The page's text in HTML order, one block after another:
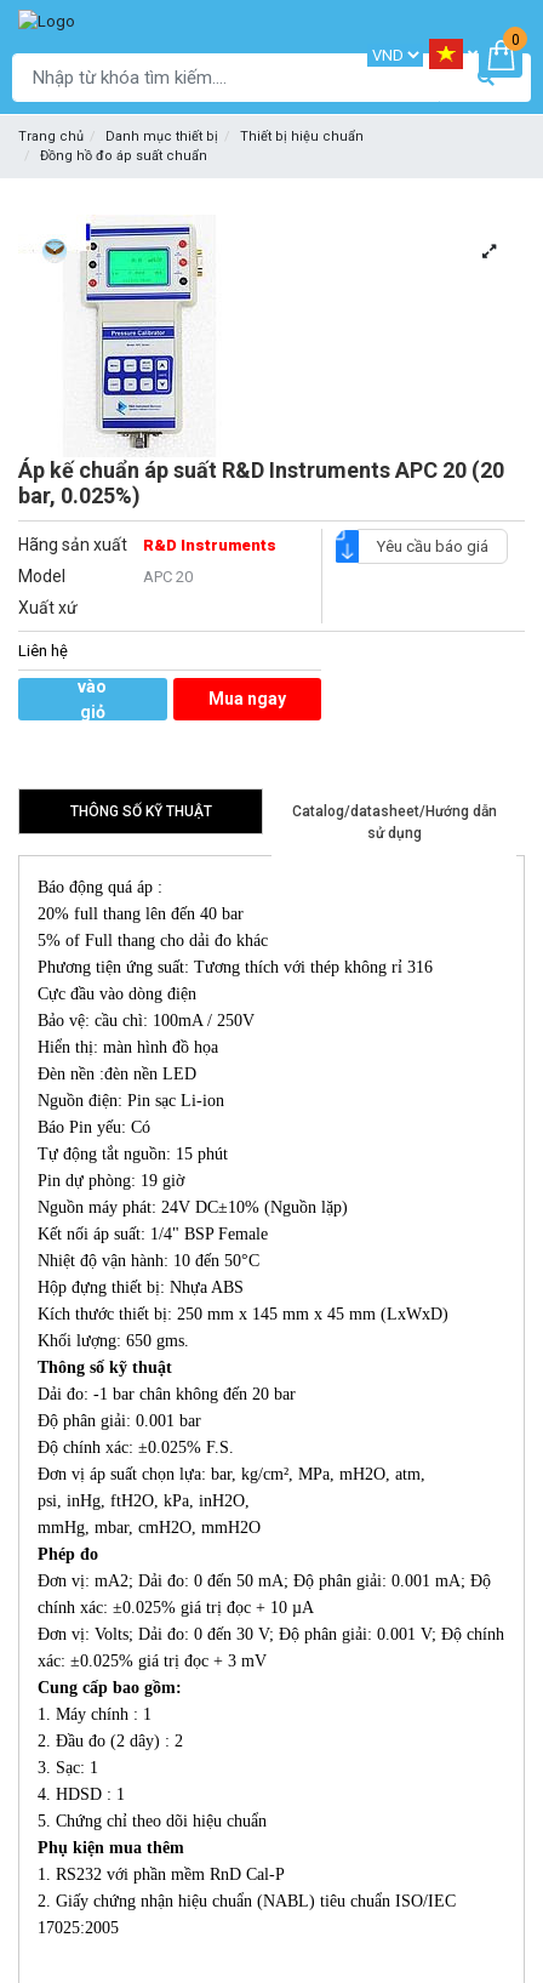
0
Trang chủ Danh mục thiết bị
Thiết bị hiệu chuẩn
Đồng hồ đo áp suất chuẩn
Áp kế chuẩn áp suất R&D Instruments APC 20 (20
bar, 0.025%)
Hãng sản xuất R&D Instruments
Model APC 20
Xuất xứ
Yêu cầu báo giá
Liên hệ
vào
giỏ
Mua ngay
THÔNG SỐ KỸ THUẬT
Catalog/datasheet/Hướng dẫn
sử dụng
Báo động quá áp :
20% full thang lên đến 40 bar
5% of Full thang cho dải đo khác
Phương tiện ứng suất: Tương thích với thép không rỉ 316
Cực đầu vào dòng điện
Bảo vệ: cầu chì: 100mA / 250V
Hiển thị: màn hình đồ họa
Đèn nền :đèn nền LED
Nguồn điện: Pin sạc Li-ion
Báo Pin yếu: Có
Tự động tắt nguồn: 15 phút
Pin dự phòng: 19 giờ
Nguồn máy phát: 24V DC±10% (Nguồn lặp)
Kết nối áp suất: 1/4" BSP Female
Nhiệt độ vận hành: 10 đến 50°C
Hộp đựng thiết bị: Nhựa ABS
Kích thước thiết bị: 250 mm x 145 mm x 45 mm (LxWxD)
Khối lượng: 650 gms.
Thông số kỹ thuật
Dải đo: -1 bar chân không đến 20 bar
Độ phân giải: 0.001 bar
Độ chính xác: ±0.025% F.S.
Đơn vị áp suất chọn lựa: bar, kg/cm², MPa, mH2O, atm,
psi, inHg, ftH2O, kPa, inH2O,
mmHg, mbar, cmH2O, mmH2O
Phép đo
Đơn vị: mA2; Dải đo: 0 đến 50 mA; Độ phân giải: 0.001 mA; Độ
chính xác: ±0.025% giá trị đọc + 10 µA
Đơn vị: Volts; Dải đo: 0 đến 30 V; Độ phân giải: 0.001 V; Độ chính
xác: ±0.025% giá trị đọc + 3 mV
Cung cấp bao gồm:
1. Máy chính : 1
2. Đầu đo (2 dây) : 2
3. Sạc: 1
4. HDSD : 1
5. Chứng chỉ theo dõi hiệu chuẩn
Phụ kiện mua thêm
1. RS232 với phần mềm RnD Cal-P
2. Giấy chứng nhận hiệu chuẩn (NABL) tiêu chuẩn ISO/IEC
17025:2005